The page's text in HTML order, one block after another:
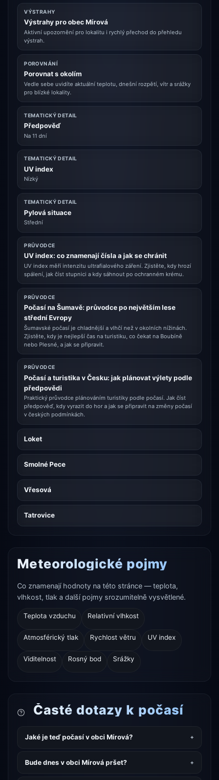
VÝSTRAHY
Výstrahy pro obec Mírová
Aktivní upozornění pro lokalitu i rychlý přechod do přehledu
výstrah.
POROVNÁNÍ
Porovnat s okolím
Vedle sebe uvidíte aktuální teplotu, dnešní rozpětí, vítr a srážky
pro blízké lokality.
TEMATICKÝ DETAIL
Předpověď
Na 11 dní
TEMATICKÝ DETAIL
UV index
Nízký
TEMATICKÝ DETAIL
Pylová situace
Střední
PRŮVODCE
UV index: co znamenají čísla a jak se chránit
UV index měří intenzitu ultrafialového záření. Zjistěte, kdy hrozí
spálení, jak číst stupnici a kdy sáhnout po ochranném krému.
PRŮVODCE
Počasí na Šumavě: průvodce po největším lese
střední Evropy
Šumavské počasí je chladnější a vlhčí než v okolních nížinách.
Zjistěte, kdy je nejlepší čas na turistiku, co čekat na Boubíně
nebo Plesné, a jak se připravit.
PRŮVODCE
Počasí a turistika v Česku: jak plánovat výlety podle
předpovědi
Praktický průvodce plánováním turistiky podle počasí. Jak číst
předpověď, kdy vyrazit do hor a jak se připravit na změny počasí
v českých podmínkách.
Loket
Smolné Pece
Vřesová
Tatrovice
Meteorologické pojmy
Co znamenají hodnoty na této stránce — teplota,
vlhkost, tlak a další pojmy srozumitelně vysvětlené.
Teplota vzduchu Relativní vlhkost
Atmosférický tlak Rychlost větru UV index
Viditelnost Rosný bod Srážky
Časté dotazy k počasí
Jaké je teď počasí v obci Mírová?
Bude dnes v obci Mírová pršet?